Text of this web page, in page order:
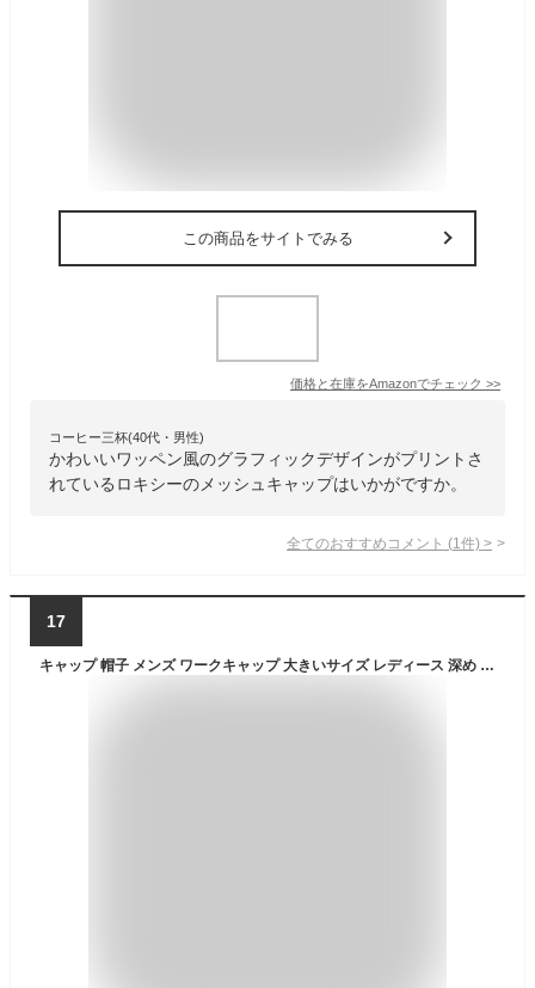
この商品をサイトでみる
価格と在庫をAmazonでチェック >>
コーヒー三杯(40代・男性)
かわいいワッペン風のグラフィックデザインがプリントさ
れているロキシーのメッシュキャップはいかがですか。
全てのおすすめコメント (1 件) >
17
キャップ 帽子 メンズ ワークキャップ 大きいサイズ レディース 深め 春 夏 人気 おしゃれ 無地 メッシュ メッシュキャップ 釣り 黒 大きい 大きめ 母の日 14+ イチヨンプラス 101451 / icap0263